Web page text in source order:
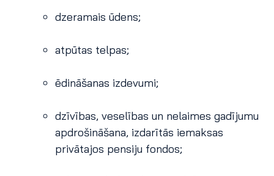
dzeramais ūdens;
atpūtas telpas;
ēdināšanas izdevumi;
dzīvības, veselības un nelaimes gadījumu
apdrošināšana, izdarītās iemaksas
privātajos pensiju fondos;